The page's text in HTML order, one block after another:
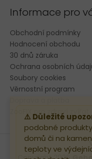
⚠️ Důležité
podobné
domů či na
teploty ve
Informace pro
Obchodní podmínky
Hodnocení obchodu
30 dnů záruka
Ochrana osobních
Soubory cookies
Věrnostní program
ZooFIX pro zdraví zvířat